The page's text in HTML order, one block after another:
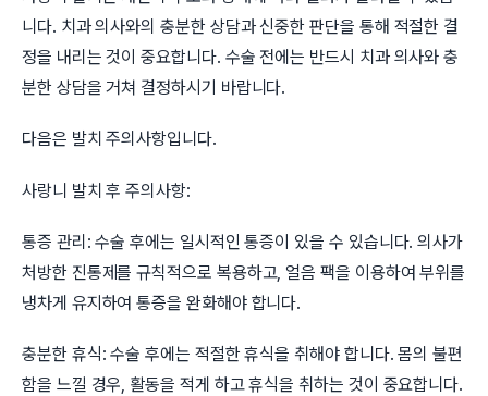
니다. 치과 의사와의 충분한 상담과 신중한 판단을 통해 적절한 결
정을 내리는 것이 중요합니다. 수술 전에는 반드시 치과 의사와 충
분한 상담을 거쳐 결정하시기 바랍니다.
다음은 발치 주의사항입니다.
사랑니 발치 후 주의사항:
통증 관리: 수술 후에는 일시적인 통증이 있을 수 있습니다. 의사가
처방한 진통제를 규칙적으로 복용하고, 얼음 팩을 이용하여 부위를
냉차게 유지하여 통증을 완화해야 합니다.
충분한 휴식: 수술 후에는 적절한 휴식을 취해야 합니다. 몸의 불편
함을 느낄 경우, 활동을 적게 하고 휴식을 취하는 것이 중요합니다.